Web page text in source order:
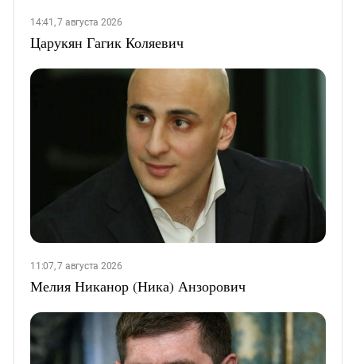
14:41, 7 августа 2026
Царукян Гагик Коляевич
11:07, 7 августа 2026
Мелия Никанор (Ника) Анзорович